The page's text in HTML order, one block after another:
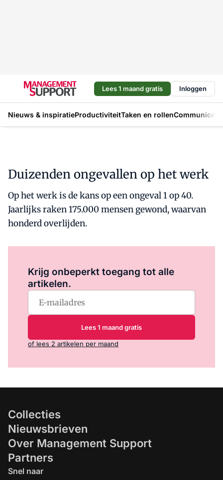
Lees 1 maand gratis Inloggen
Nieuws & inspiratieProductiviteitTaken en rollen
Duizenden ongevallen op het werk
Op het werk is de kans op een ongeval 1 op 40.
Jaarlijks raken 175.000 mensen gewond, waarvan
honderd overlijden.
Krijg onbeperkt toegang tot alle
artikelen.
Lees 1 maand gratis
of lees 2 artikelen per maand
Collecties
Nieuwsbrieven
Over Management Support
Partners
Snel naar